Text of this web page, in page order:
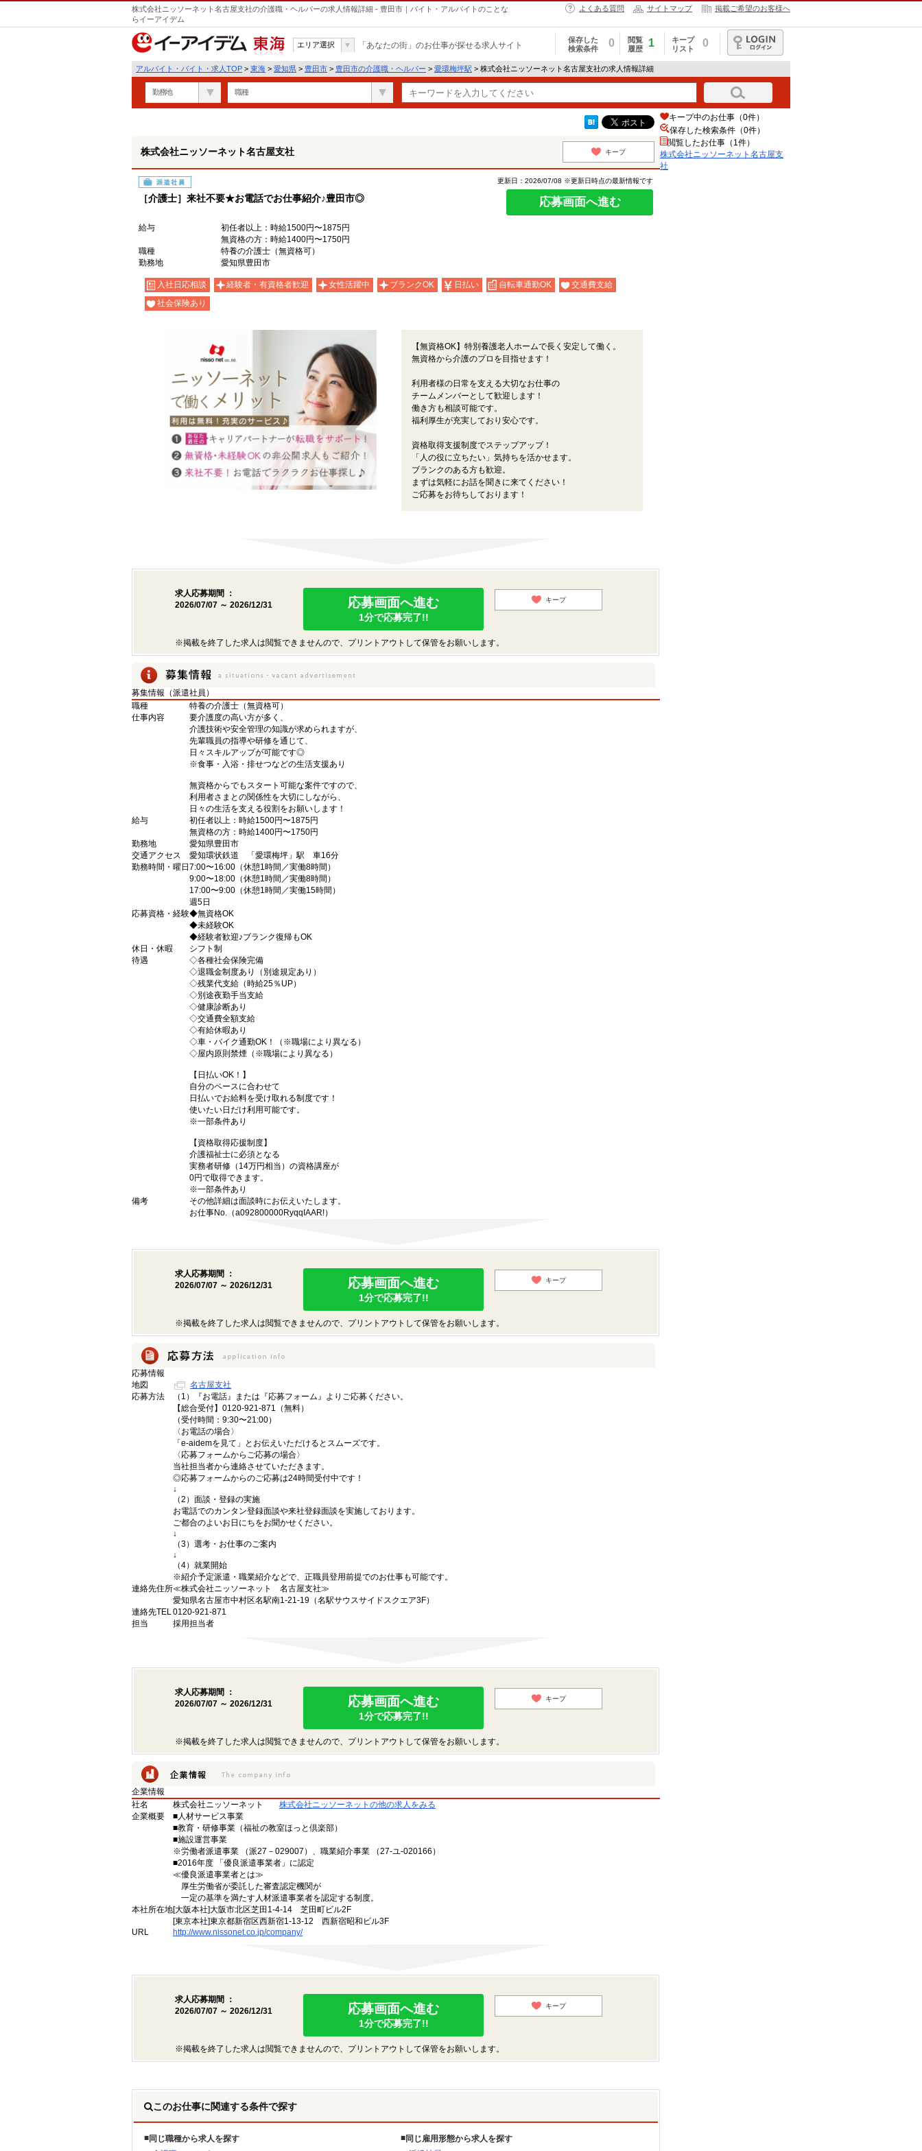
株式会社ニッソーネット名古屋支社の介護職・ヘルパーの求人情報詳細 - 豊田市｜バイト・アルバイトのことな
らイーアイデム
よくある質問 サイトマップ 掲載ご希望のお客様へ
東海
エリア選択 「あなたの街」のお仕事が探せる求人サイト
保存した
検索条件
0
閲覧
履歴
1
キープ
リスト
0
ログイン
アルバイト・バイト・求人TOP > 東海 > 愛知県 > 豊田市 > 豊田市の介護職・ヘルパー > 愛環梅坪駅 > 株式会社ニッソーネット名古屋支社の求人情報詳細
勤務地 職種
株式会社ニッソーネット名古屋支社 キープ
派遣社員
［介護士］来社不要★お電話でお仕事紹介♪豊田市◎
更新日：2026/07/08 ※更新日時点の最新情報です
応募画面へ進む
給与
初任者以上：時給1500円〜1875円
無資格の方：時給1400円〜1750円
職種
特養の介護士（無資格可）
勤務地
愛知県豊田市
入社日応相談 経験者・有資格者歓迎 女性活躍中 ブランクOK 日払い 自転車通勤OK
交通費支給
社会保険あり
【無資格OK】特別養護老人ホームで長く安定して働く。
無資格から介護のプロを目指せます！
利用者様の日常を支える大切なお仕事の
チームメンバーとして歓迎します！
働き方も相談可能です。
福利厚生が充実しており安心です。
資格取得支援制度でステップアップ！
「人の役に立ちたい」気持ちを活かせます。
ブランクのある方も歓迎。
まずは気軽にお話を聞きに来てください！
ご応募をお待ちしております！
求人応募期間 ：
2026/07/07 ～ 2026/12/31
応募画面へ進む
1分で応募完了!!
キープ
※掲載を終了した求人は閲覧できませんので、プリントアウトして保管をお願いします。
募集情報（派遣社員）
職種
特養の介護士（無資格可）
仕事内容
要介護度の高い方が多く、
介護技術や安全管理の知識が求められますが、
先輩職員の指導や研修を通じて、
日々スキルアップが可能です◎
※食事・入浴・排せつなどの生活支援あり
無資格からでもスタート可能な案件ですので、
利用者さまとの関係性を大切にしながら、
日々の生活を支える役割をお願いします！
給与
初任者以上：時給1500円〜1875円
無資格の方：時給1400円〜1750円
勤務地
愛知県豊田市
交通アクセス
愛知環状鉄道 「愛環梅坪」駅 車16分
勤務時間・曜日 7:00〜16:00（休憩1時間／実働8時間）
9:00〜18:00（休憩1時間／実働8時間）
17:00〜9:00（休憩1時間／実働15時間）
週5日
応募資格・経験◆無資格OK
◆未経験OK
◆経験者歓迎♪ブランク復帰もOK
休日・休暇
シフト制
待遇
◇各種社会保険完備
◇退職金制度あり（別途規定あり）
◇残業代支給（時給25％UP）
◇別途夜勤手当支給
◇健康診断あり
◇交通費全額支給
◇有給休暇あり
◇車・バイク通勤OK！（※職場により異なる）
◇屋内原則禁煙（※職場により異なる）
【日払いOK！】
自分のペースに合わせて
日払いでお給料を受け取れる制度です！
使いたい日だけ利用可能です。
※一部条件あり
【資格取得応援制度】
介護福祉士に必須となる
実務者研修（14万円相当）の資格講座が
0円で取得できます。
※一部条件あり
備考
その他詳細は面談時にお伝えいたします。
お仕事No.（a092800000RyqqIAAR!）
求人応募期間 ：
2026/07/07 ～ 2026/12/31
応募画面へ進む
1分で応募完了!!
キープ
※掲載を終了した求人は閲覧できませんので、プリントアウトして保管をお願いします。
応募情報
地図
名古屋支社
応募方法
（1）『お電話』または『応募フォーム』よりご応募ください。
【総合受付】0120-921-871（無料）
（受付時間：9:30〜21:00）
〈お電話の場合〉
「e-aidemを見て」とお伝えいただけるとスムーズです。
〈応募フォームからご応募の場合〉
当社担当者から連絡させていただきます。
◎応募フォームからのご応募は24時間受付中です！
↓
（2）面談・登録の実施
お電話でのカンタン登録面談や来社登録面談を実施しております。
ご都合のよいお日にちをお聞かせください。
↓
（3）選考・お仕事のご案内
↓
（4）就業開始
※紹介予定派遣・職業紹介などで、正職員登用前提でのお仕事も可能です。
連絡先住所≪株式会社ニッソーネット 名古屋支社≫
愛知県名古屋市中村区名駅南1-21-19（名駅サウスサイドスクエア3F）
連絡先TEL0120-921-871
担当
採用担当者
求人応募期間 ：
2026/07/07 ～ 2026/12/31
応募画面へ進む
1分で応募完了!!
キープ
※掲載を終了した求人は閲覧できませんので、プリントアウトして保管をお願いします。
企業情報
社名
株式会社ニッソーネット
株式会社ニッソーネットの他の求人をみる
企業概要
■人材サービス事業
■教育・研修事業（福祉の教室ほっと倶楽部）
■施設運営事業
※労働者派遣事業 （派27－029007）、職業紹介事業 （27-ユ-020166）
■2016年度 「優良派遣事業者」に認定
≪優良派遣事業者とは≫
厚生労働省が委託した審査認定機関が
一定の基準を満たす人材派遣事業者を認定する制度。
本社所在地[大阪本社]大阪市北区芝田1-4-14 芝田町ビル2F
[東京本社]東京都新宿区西新宿1-13-12 西新宿昭和ビル3F
URL
http://www.nissonet.co.jp/company/
求人応募期間 ：
2026/07/07 ～ 2026/12/31
応募画面へ進む
1分で応募完了!!
キープ
※掲載を終了した求人は閲覧できませんので、プリントアウトして保管をお願いします。
このお仕事に関連する条件で探す
同じ職種から求人を探す
同じ雇用形態から求人を探す
キープ中のお仕事（0件）
保存した検索条件（0件）
閲覧したお仕事（1件）
株式会社ニッソーネット名古屋支
社